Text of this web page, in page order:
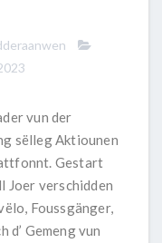
vun der
sëlleg Aktiounen
Gestart
Joer verschidden
Foussgänger,
d’ Gemeng vun